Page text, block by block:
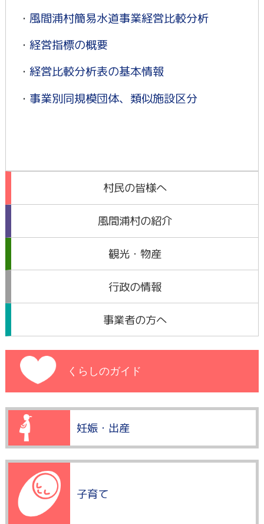
・ 風間浦村簡易水道事業経営比較分析
・ 経営指標の概要
・ 経営比較分析表の基本情報
・ 事業別同規模団体、類似施設区分
村民の皆様へ
風間浦村の紹介
観光・物産
行政の情報
事業者の方へ
くらしのガイド
妊娠・出産
子育て